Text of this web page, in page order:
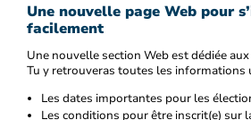
Une nouvelle page Web pour
facilement
Une nouvelle section Web est dédiée
Tu y retrouveras toutes les informations
Les dates importantes pour les
Les conditions pour être inscrit(e) sur